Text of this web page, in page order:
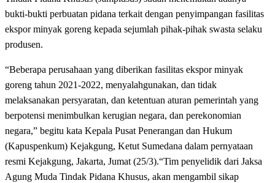
bukti-bukti perbuatan pidana terkait dengan penyimpangan fasilitas
ekspor minyak goreng kepada sejumlah pihak-pihak swasta selaku
produsen.
“Beberapa perusahaan yang diberikan fasilitas ekspor minyak
goreng tahun 2021-2022, menyalahgunakan, dan tidak
melaksanakan persyaratan, dan ketentuan aturan pemerintah yang
berpotensi menimbulkan kerugian negara, dan perekonomian
negara,” begitu kata Kepala Pusat Penerangan dan Hukum
(Kapuspenkum) Kejakgung, Ketut Sumedana dalam pernyataan
resmi Kejakgung, Jakarta, Jumat (25/3).“Tim penyelidik dari Jaksa
Agung Muda Tindak Pidana Khusus, akan mengambil sikap